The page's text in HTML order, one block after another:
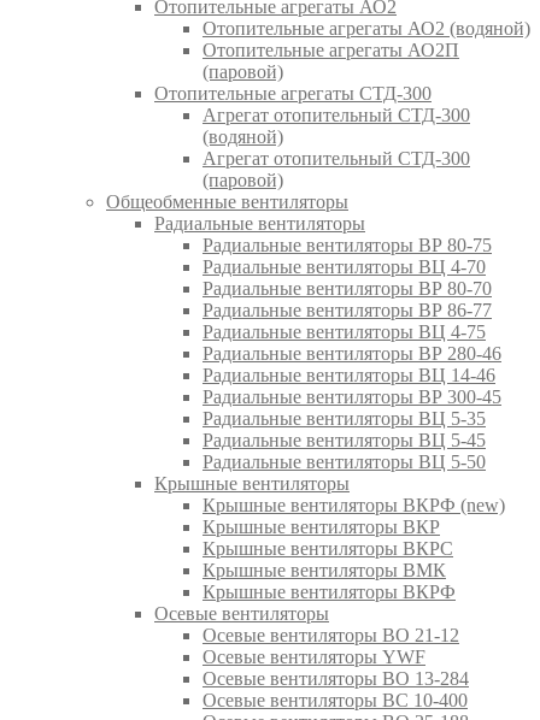
Отопительные агрегаты АО2
Отопительные агрегаты АО2 (водяной)
Отопительные агрегаты АО2П
(паровой)
Отопительные агрегаты СТД-300
Агрегат отопительный СТД-300
(водяной)
Агрегат отопительный СТД-300
(паровой)
Общеобменные вентиляторы
Радиальные вентиляторы
Радиальные вентиляторы ВР 80-75
Радиальные вентиляторы ВЦ 4-70
Радиальные вентиляторы ВР 80-70
Радиальные вентиляторы ВР 86-77
Радиальные вентиляторы ВЦ 4-75
Радиальные вентиляторы ВР 280-46
Радиальные вентиляторы ВЦ 14-46
Радиальные вентиляторы ВР 300-45
Радиальные вентиляторы ВЦ 5-35
Радиальные вентиляторы ВЦ 5-45
Радиальные вентиляторы ВЦ 5-50
Крышные вентиляторы
Крышные вентиляторы ВКРФ (new)
Крышные вентиляторы ВКР
Крышные вентиляторы ВКРС
Крышные вентиляторы ВМК
Крышные вентиляторы ВКРФ
Осевые вентиляторы
Осевые вентиляторы ВО 21-12
Осевые вентиляторы YWF
Осевые вентиляторы ВО 13-284
Осевые вентиляторы ВС 10-400